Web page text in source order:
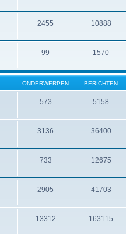
2455 10888
99 1570
ONDERWERPEN BERICHTEN
573 5158
3136 36400
733 12675
2905 41703
13312 163115